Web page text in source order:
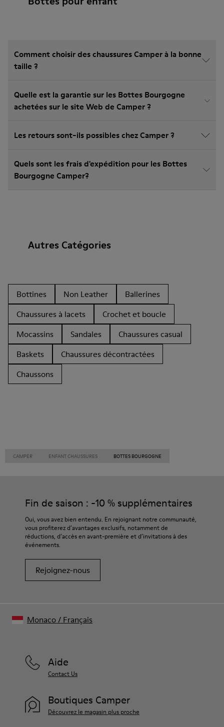
Comment choisir des chaussures Camper à la bonne
taille ?
Quelle est la garantie sur les Bottes Bourgogne
achetées sur le site Web de Camper ?
Les retours sont-ils possibles chez Camper ?
Quels sont les frais d'expédition pour les Bottes
Bourgogne Camper?
Autres Catégories
Bottines Non Leather
Ballerines
Chaussures à lacets
Crochet et boucle
Mocassins
Sandales
Chaussures casual
Baskets
Chaussures décontractées
Chaussons
CAMPER ENFANT CHAUSSURES BOTTES BOURGOGNE
Fin de saison : -10 % supplémentaires
Oui, vous avez bien entendu. En rejoignant notre communauté,
vous profiterez d’avantages exclusifs, notamment de
réductions, d’accès en avant-première et d’invitations à des
événements.
Rejoignez-nous
Aide
Contact Us
Boutiques Camper
Découvrez le magasin plus proche
Monaco/ Français